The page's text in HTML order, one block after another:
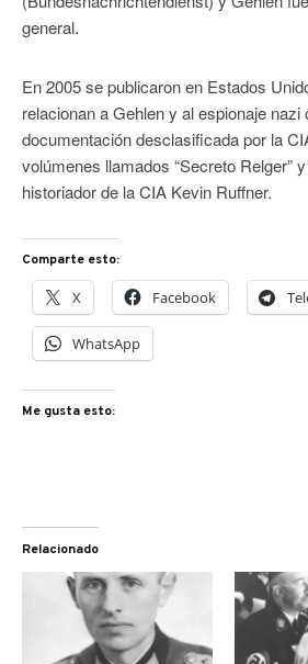
general.
En 2005 se publicaron en Estados
relacionan a Gehlen y al espionaje nazi
documentación desclasificada por la
volúmenes llamados “Secreto Relger”
historiador de la CIA Kevin Ruffner.
Comparte esto:
X Facebook
WhatsApp
Me gusta esto:
Relacionado